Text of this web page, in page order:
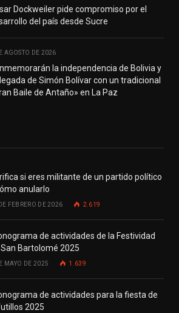
Dockweiler pide compromiso por el
del país desde Sucre
AGOSTO DE 2026
la independencia de Bolivia y
de Simón Bolívar con un tradicional
Baile de Antaño» en La Paz
si eres militante de un partido político
anularlo
FEBRERO DE 2026 2.619
de actividades de la Festividad
Bartolomé 2025
MAYO DE 2025 1.639
de actividades para la fiesta de
2025